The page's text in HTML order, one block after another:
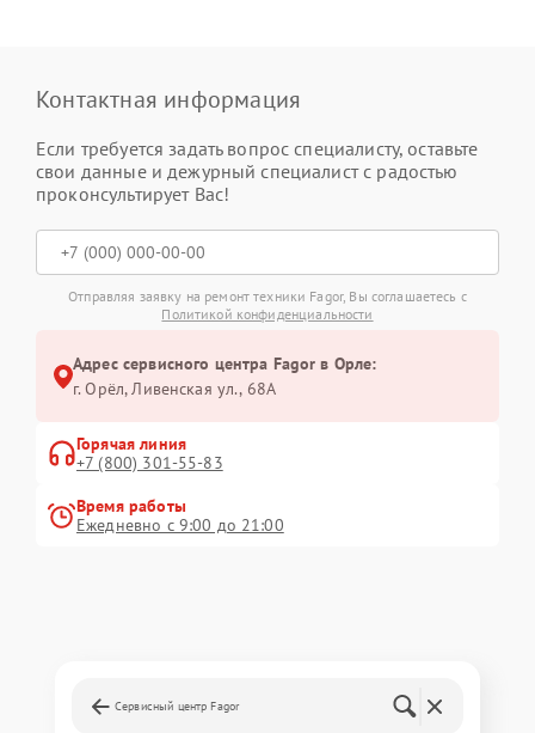
Контактная информация
Если требуется задать вопрос специалисту, оставьте
свои данные и дежурный специалист с радостью
проконсультирует Вас!
Отправляя заявку на ремонт техники Fagor, Вы соглашаетесь с
Политикой конфиденциальности
Адрес сервисного центра Fagor в Орле:
г. Орёл, Ливенская ул., 68А
Горячая линия
+7 (800) 301-55-83
Время работы
Ежедневно с 9:00 до 21:00
Сервисный центр Fagor